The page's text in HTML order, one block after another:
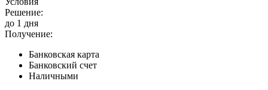
Решение:
до 1 дня
Получение:
Банковская карта
Банковский счет
Наличными